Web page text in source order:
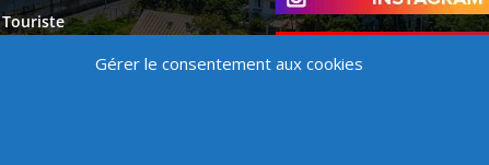
Gérer le consentement aux cookies
Touriste